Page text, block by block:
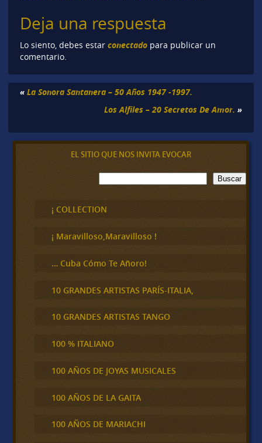
Deja una respuesta
Lo siento, debes estar conectadopara publicar un
comentario.
« La Sonora Santanera – 50 Años 1947 -1997.
Los Alfiles – 20 Secretos De Amor. »
EL SITIO QUE NOS INVITA EVOCAR
B
u
c
a
Buscar
¡ COLLECTION
¡ Maravilloso,Maravilloso !
… Cuba Cómo Te Añoro!
10 GRANDES ARTISTAS PARÍS-ITALIA,
10 GRANDES ARTISTAS TANGO
100 % ITALIANO
100 AÑOS DE JOYAS MUSICALES
100 AÑOS DE LA GAITA
100 AÑOS DE MARIACHI